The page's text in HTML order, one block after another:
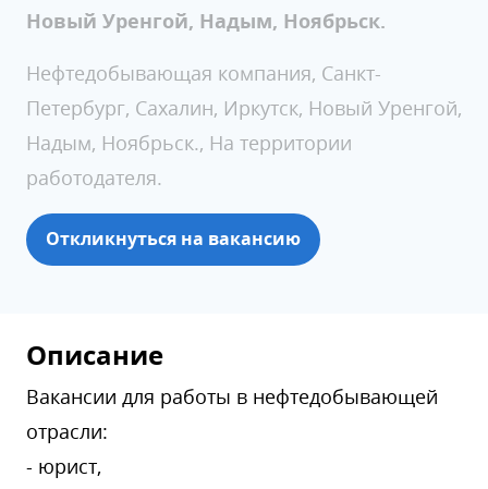
Новый Уренгой, Надым, Ноябрьск.
Нефтедобывающая компания, Санкт-
Петербург, Сахалин, Иркутск, Новый Уренгой,
Надым, Ноябрьск., На территории
работодателя.
Откликнуться на вакансию
Описание
Вакансии для работы в нефтедобывающей
отрасли:
- юрист,